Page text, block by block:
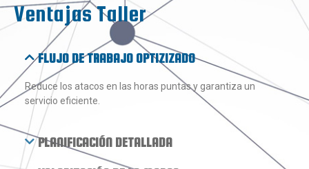
Ventajas Taller
FLUJO DE TRABAJO OPTIZIZADO
Reduce los atacos en las horas puntas y garantiza un
servicio eficiente.
PLANIFICACIÓN DETALLADA